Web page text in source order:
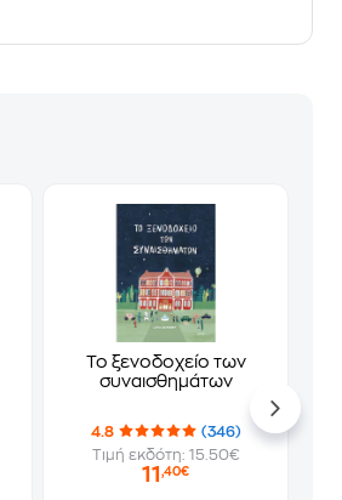
Το ξενοδοχείο των
συναισθημάτων
4.8
(346)
Τιμή εκδότη: 15.50€
11,40€